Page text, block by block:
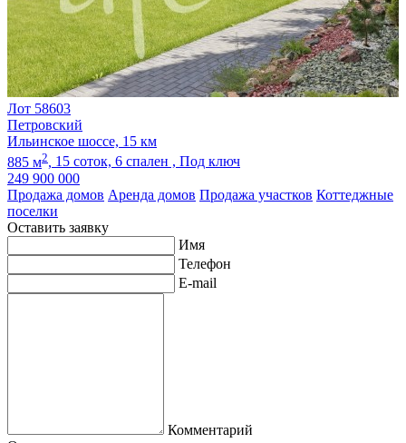
Лот 58603
Петровский
Ильинское шоссе, 15 км
885 м2, 15 соток, 6 спален , Под ключ
249 900 000
Продажа домов Аренда домов Продажа участков Коттеджные
поселки
Оставить заявку
Имя
Телефон
E-mail
Комментарий